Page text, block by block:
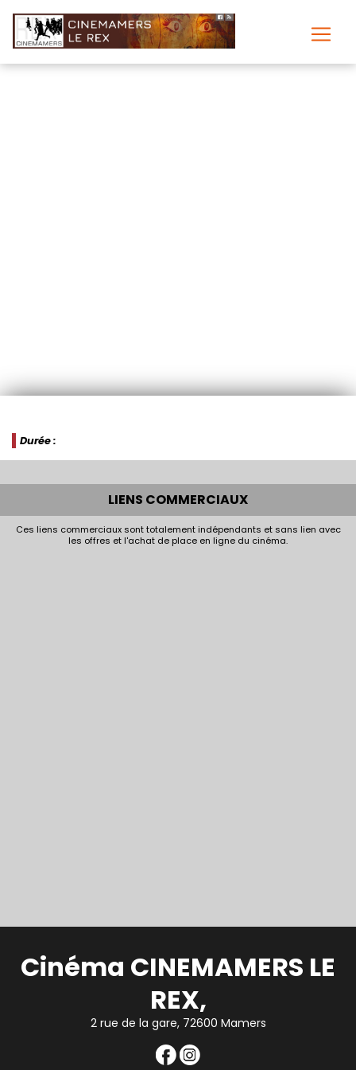
Durée :
LIENS COMMERCIAUX
Ces liens commerciaux sont totalement indépendants et sans lien avec
les offres et l'achat de place en ligne du cinéma.
Cinéma CINEMAMERS LE
REX,
2 rue de la gare, 72600 Mamers